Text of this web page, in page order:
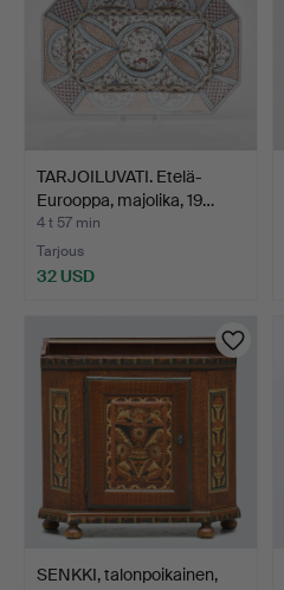
TARJOILUVATI. Etelä-
Eurooppa, majolika, 19…
4 t 57 min
Tarjous
32 USD
SENKKI, talonpoikainen,